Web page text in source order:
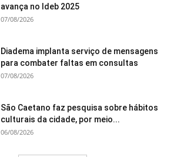
avança no Ideb 2025
07/08/2026
Diadema implanta serviço de mensagens
para combater faltas em consultas
07/08/2026
São Caetano faz pesquisa sobre hábitos
culturais da cidade, por meio...
06/08/2026